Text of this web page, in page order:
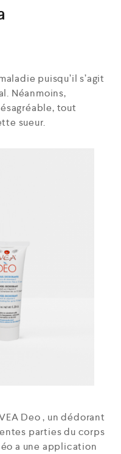
puisqu’il s’agit
Néanmoins,
tout
sueur.
Deo , un dédorant
parties du corps
a une application